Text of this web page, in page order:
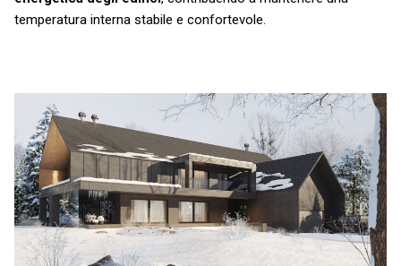
temperatura interna stabile e confortevole.